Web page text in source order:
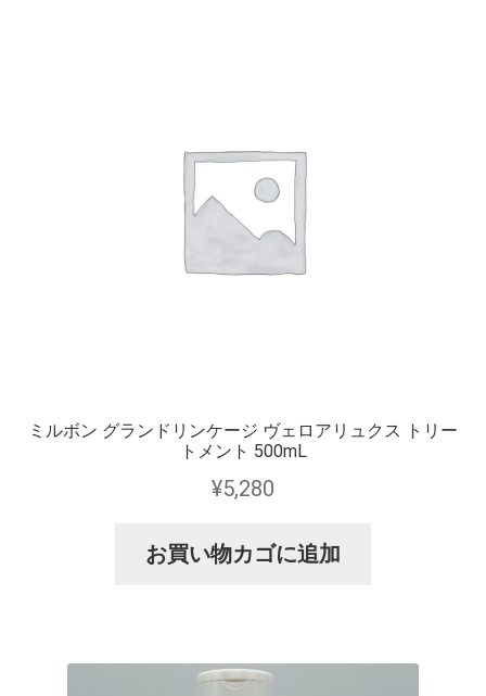
ミルボン グランドリンケージ ヴェロアリュクス トリー
トメント 500mL
¥5,280
お買い物カゴに追加